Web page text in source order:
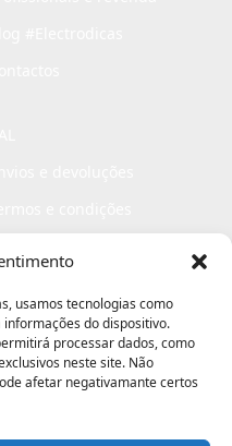
usamos tecnologias como
do dispositivo.
processar dados, como
neste site. Não
afetar negativamante certos
de elogios